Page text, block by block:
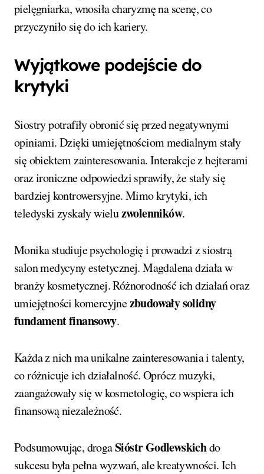
pielęgniarka, wnosiła charyzmę na scenę, co
przyczyniło się do ich kariery.
Wyjątkowe podejście do
krytyki
Siostry potrafiły obronić się przed negatywnymi
opiniami. Dzięki umiejętnościom medialnym stały
się obiektem zainteresowania. Interakcje z hejterami
oraz ironiczne odpowiedzi sprawiły, że stały się
bardziej kontrowersyjne. Mimo krytyki, ich
teledyski zyskały wieluzwolenników.
Monika studiuje psychologię i prowadzi z siostrą
salon medycyny estetycznej. Magdalena działa w
branży kosmetycznej. Różnorodność ich działań oraz
umiejętności komercyjnezbudowały solidny
fundament finansowy.
Każda z nich ma unikalne zainteresowania i talenty,
co różnicuje ich działalność. Oprócz muzyki,
zaangażowały się w kosmetologię, co wspiera ich
finansową niezależność.
Podsumowując, drogaSióstr Godlewskichdo
sukcesu była pełna wyzwań, ale kreatywności. Ich